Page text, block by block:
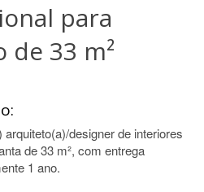
para
33 m²
designer de interiores
de 33 m², com entrega
1 ano.